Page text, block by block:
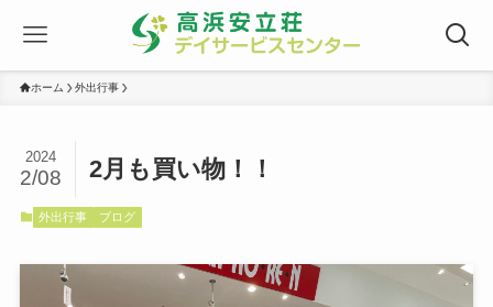
ホーム 外出行事
2月も買い物！！
2024
2/08
外出行事 ブログ